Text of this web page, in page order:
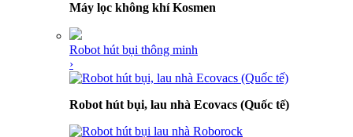
Máy lọc không khí Kosmen
Robot hút bụi thông minh
›
Robot hút bụi, lau nhà Ecovacs (Quốc tế)